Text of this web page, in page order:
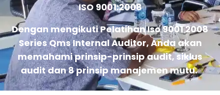
ISO 9001:2008
Dengan mengikuti Pelatihan Iso 9001 2008
Series Qms Internal Auditor, Anda akan
memahami prinsip-prinsip audit, siklus
audit dan 8 prinsip manajemen mutu.